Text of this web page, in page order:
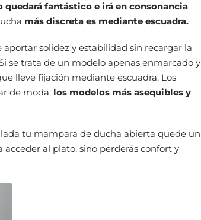
fantástico e irá en consonancia
más discreta es mediante escuadra.
solidez y estabilidad sin recargar la
se trata de un modelo apenas enmarcado y
lleve fijación mediante escuadra. Los
de moda, los modelos más asequibles y
tu mampara de ducha abierta quede un
al plato, sino perderás confort y